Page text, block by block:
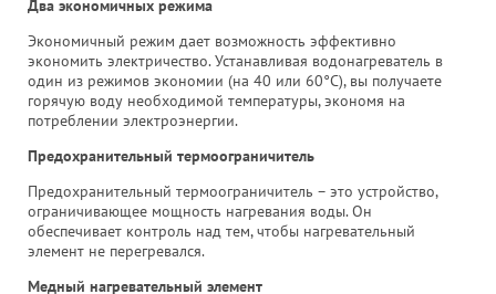
Два экономичных режима
Экономичный режим дает возможность эффективно
экономить электричество. Устанавливая водонагреватель в
один из режимов экономии (на 40 или 60°С), вы получаете
горячую воду необходимой температуры, экономя на
потреблении электроэнергии.
Предохранительный термоограничитель
Предохранительный термоограничитель – это устройство,
ограничивающее мощность нагревания воды. Он
обеспечивает контроль над тем, чтобы нагревательный
элемент не перегревался.
Медный нагревательный элемент